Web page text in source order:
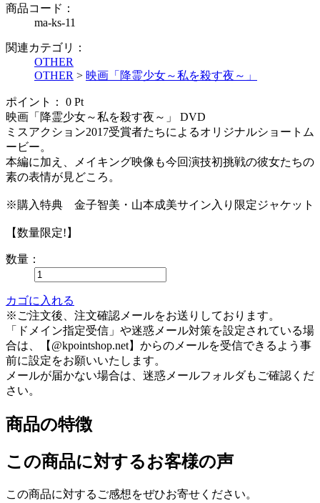
商品コード：
ma-ks-11
関連カテゴリ：
OTHER
OTHER > 映画「降霊少女～私を殺す夜～」
ポイント： 0 Pt
映画「降霊少女～私を殺す夜～」 DVD
ミスアクション2017受賞者たちによるオリジナルショートム
ービー。
本編に加え、メイキング映像も今回演技初挑戦の彼女たちの
素の表情が見どころ。
※購入特典 金子智美・山本成美サイン入り限定ジャケット
【数量限定!】
数量：
カゴに入れる
※ご注文後、注文確認メールをお送りしております。
「ドメイン指定受信」や迷惑メール対策を設定されている場
合は、【@kpointshop.net】からのメールを受信できるよう事
前に設定をお願いいたします。
メールが届かない場合は、迷惑メールフォルダもご確認くだ
さい。
商品の特徴
この商品に対するお客様の声
この商品に対するご感想をぜひお寄せください。